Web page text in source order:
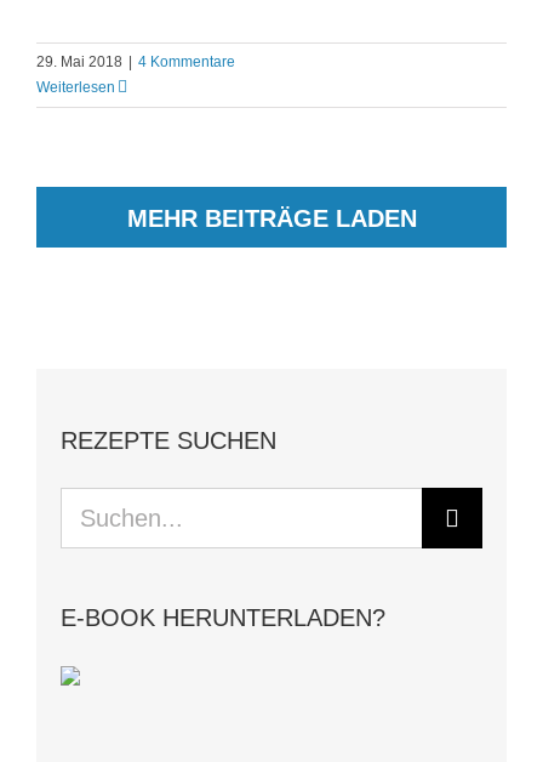
29. Mai 2018
4 Kommentare
Weiterlesen
MEHR BEITRÄGE LADEN
REZEPTE SUCHEN
Suche
nach:
E-BOOK HERUNTERLADEN?